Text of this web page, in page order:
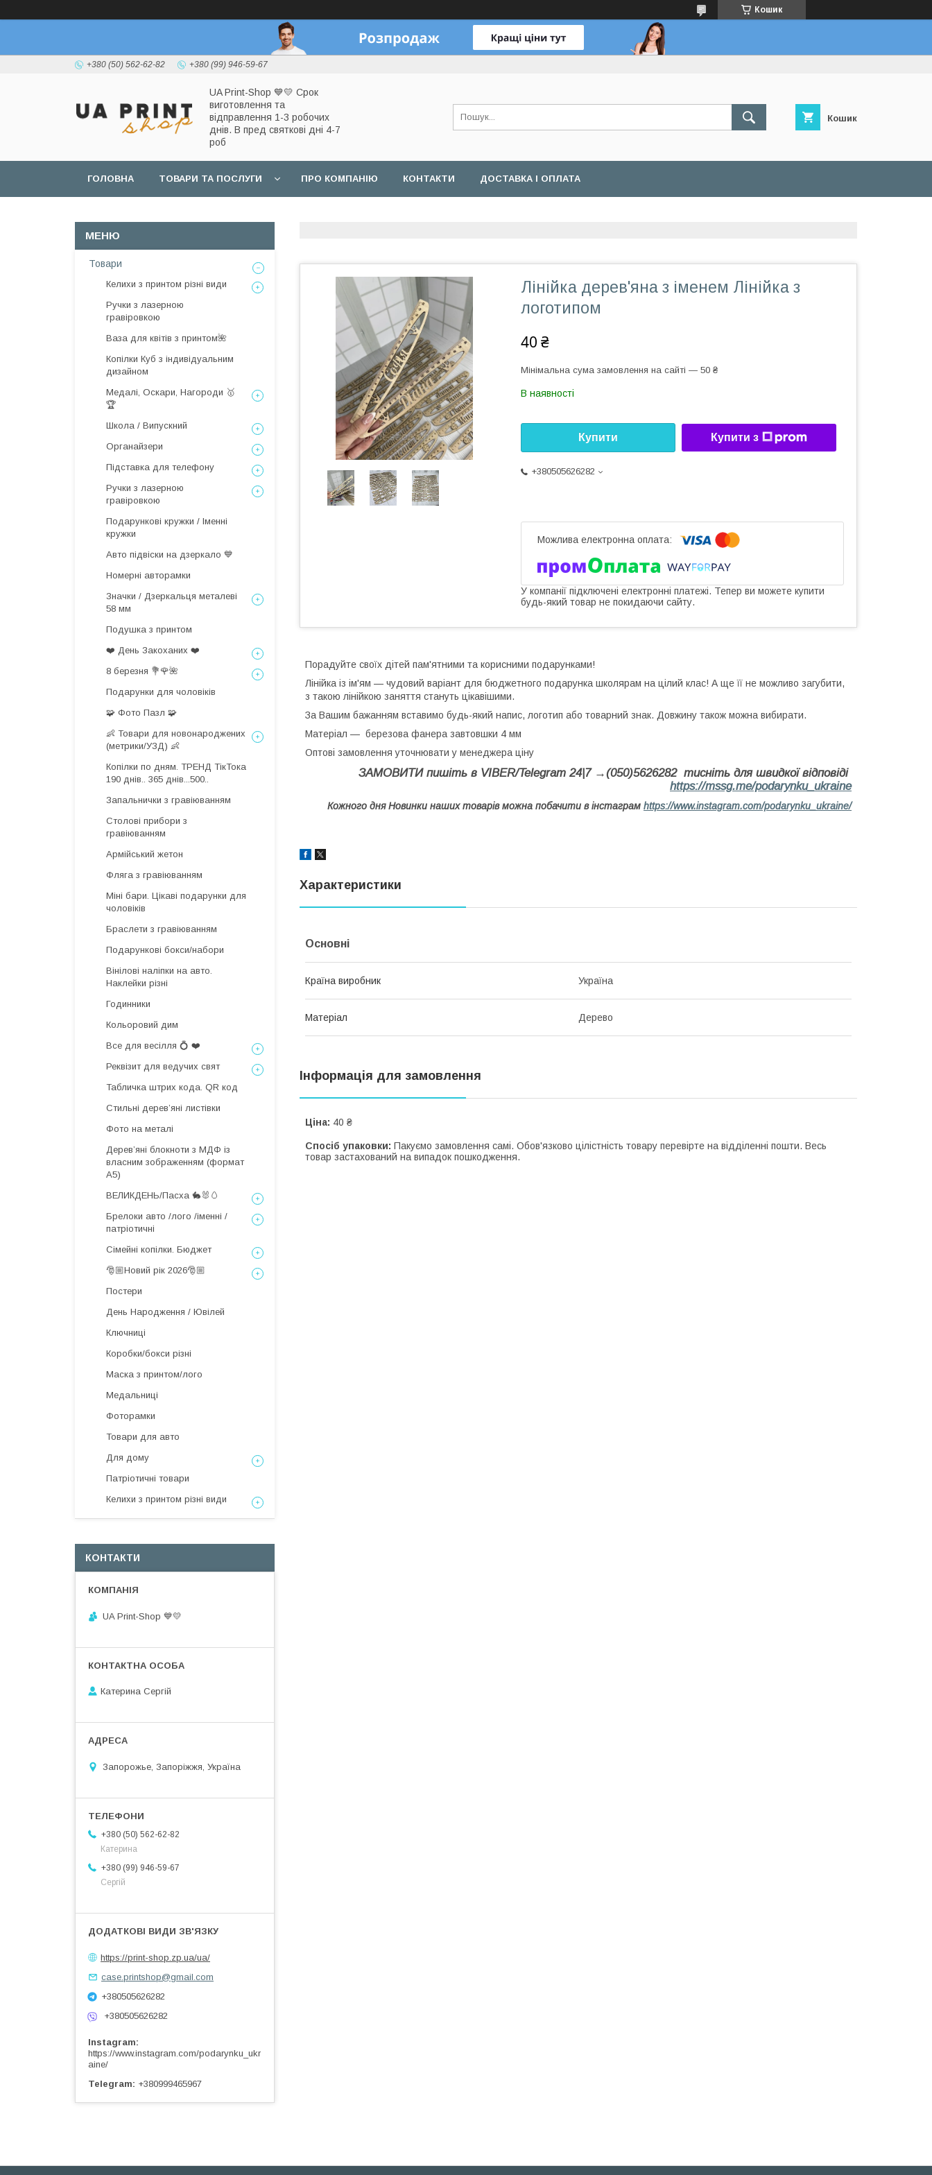
Кошик
+380 (50) 562-62-82 +380 (99) 946-59-67
UA Print-Shop ​💙💛 Срок
виготовлення та
відправлення 1-3 робочих
днів. В пред святкові дні 4-7
роб
Кошик
ГОЛОВНА ТОВАРИ ТА ПОСЛУГИ ПРО КОМПАНІЮ КОНТАКТИ ДОСТАВКА І ОПЛАТА
Лінійка дерев'яна з іменем Лінійка з
логотипом
40 ₴
Мінімальна сума замовлення на сайті — 50 ₴
В наявності
Купити Купити з
+380505626282
У компанії підключені електронні платежі. Тепер ви можете купити
будь-який товар не покидаючи сайту.
Порадуйте своїх дітей пам'ятними та корисними подарунками!
Лінійка із ім'ям — чудовий варіант для бюджетного подарунка школярам на цілий клас! А ще її не можливо загубити,
з такою лінійкою заняття стануть цікавішими.
За Вашим бажанням вставимо будь-який напис, логотип або товарний знак. Довжину також можна вибирати.
Матеріал — березова фанера завтовшки 4 мм
Оптові замовлення уточнювати у менеджера ціну
ЗАМОВИТИ пишіть в VIBER/Telegram 24|7 →(050)5626282 тисніть для швидкої відповіді
https://mssg.me/podarynku_ukraine
Кожного дня Новинки наших товарів можна побачити в інстаграм https://www.instagram.com/podarynku_ukraine/
Характеристики
Основні
Країна виробник Україна
Матеріал Дерево
Інформація для замовлення
Ціна: 40 ₴
Спосіб упаковки: Пакуємо замовлення самі. Обов'язково цілістність товару перевірте на відділенні пошти. Весь
товар застахований на випадок пошкодження.
Товари
Келихи з принтом різні види
Ручки з лазерною
гравіровкою
Ваза для квітів з принтом🌺
Копілки Куб з індивідуальним
дизайном
Медалі, Оскари, Нагороди 🥇
🏆
Школа / Випускний
Органайзери
Підставка для телефону
Ручки з лазерною
гравіровкою
Подарункові кружки / Іменні
кружки
Авто підвіски на дзеркало 💙
Номерні авторамки
Значки / Дзеркальця металеві
58 мм
Подушка з принтом
❤️ День Закоханих ❤️
8 березня 💐🌹🌺
Подарунки для чоловіків
🧩 Фото Пазл 🧩
👶 Товари для новонароджених
(метрики/УЗД) 👶
Копілки по дням. ТРЕНД ТікТока
190 днів.. 365 днів...500..
Запальнички з гравіюванням
Столові прибори з
гравіюванням
Армійський жетон
Фляга з гравіюванням
Міні бари. Цікаві подарунки для
чоловіків
Браслети з гравіюванням
Подарункові бокси/набори
Вінілові наліпки на авто.
Наклейки різні
Годинники
Кольоровий дим
Все для весілля 💍 ❤️
Реквізит для ведучих свят
Табличка штрих кода. QR код
Стильні деревʼяні листівки
Фото на металі
Дерев’яні блокноти з МДФ із
власним зображенням (формат
А5)
ВЕЛИКДЕНЬ/Пасха 🐇🐰🥚
Брелоки авто /лого /іменні /
патріотичні
Сімейні копілки. Бюджет
🎅🏼Новий рік 2026🎅🏼
Постери
День Народження / Ювілей
Ключниці
Коробки/бокси різні
Маска з принтом/лого
Медальниці
Фоторамки
Товари для авто
Для дому
Патріотичні товари
Келихи з принтом різні види
КОНТАКТИ
UA Print-Shop ​💙💛
Катерина Сергій
Запорожье, Запоріжжя, Україна
+380 (50) 562-62-82
Катерина
+380 (99) 946-59-67
Сергій
https://print-shop.zp.ua/ua/
case.printshop@gmail.com
+380505626282
+380505626282
Instagram
https://www.instagram.com/podarynku_ukr
aine/
Telegram
+380999465967